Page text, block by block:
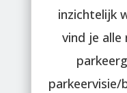
inzichtelijk
vind je alle
parkeervisie/